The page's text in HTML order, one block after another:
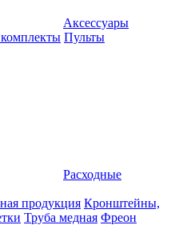
Аксессуары
Пульты
Расходные
продукция Кронштейны,
Труба медная Фреон